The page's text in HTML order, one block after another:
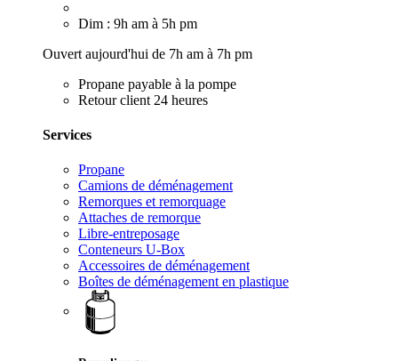
Dim : 9h am à 5h pm
Ouvert aujourd'hui de 7h am à 7h pm
Propane payable à la pompe
Retour client 24 heures
Services
Propane
Camions de déménagement
Remorques et remorquage
Attaches de remorque
Libre-entreposage
Conteneurs U-Box
Accessoires de déménagement
Boîtes de déménagement en plastique